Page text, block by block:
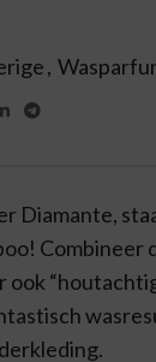
,
Diamante,
Combineer
ook